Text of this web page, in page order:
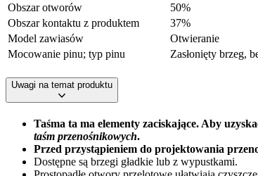
Obszar otworów
50%
Obszar kontaktu z produktem
37%
Model zawiasów
Otwieranie
Mocowanie pinu; typ pinu
Zasłonięty brzeg,
Uwagi na temat produktu
Taśma ta ma elementy zaciskające. Aby
taśm przenośnikowych.
Przed przystąpieniem do projektowania
Dostępne są brzegi gładkie lub z wypustkami.